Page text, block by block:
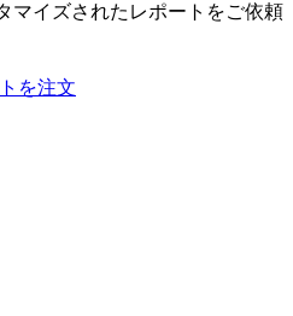
マイズされたレポートをご依頼
を注文